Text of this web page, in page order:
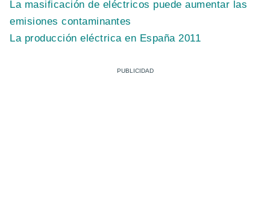
La masificación de eléctricos puede aumentar las
emisiones contaminantes
La producción eléctrica en España 2011